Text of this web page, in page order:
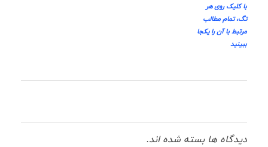
با کلیک روی هر
تگ، تمام مطالب
مرتبط با آن را یکجا
ببینید
دیدگاه ها بسته شده اند.